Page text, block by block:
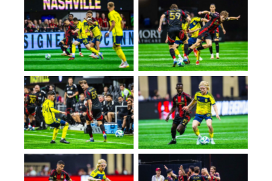
No Caption No Caption
No Caption No Caption